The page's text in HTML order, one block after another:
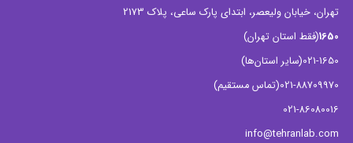
تهران، خیابان ولیعصر، ابتدای پارک ساعی، پلاک 2173
1650(فقط استان تهران)
021-1650(سایر استان‌ها)
021-88709970(تماس مستقیم)
021-86080016
info@tehranlab.com